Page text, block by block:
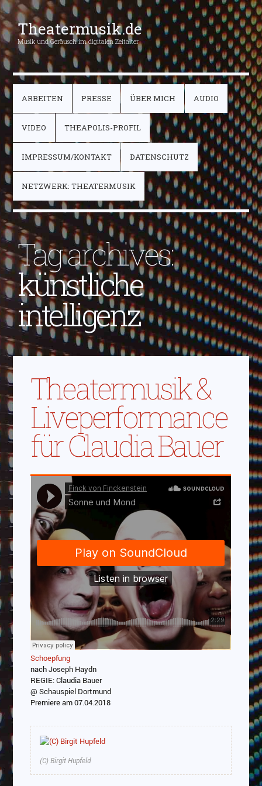
Theatermusik.de
Musik und Geräusch im digitalen Zeitalter
ARBEITEN PRESSE ÜBER MICH AUDIO
VIDEO THEAPOLIS-PROFIL
IMPRESSUM/KONTAKT DATENSCHUTZ
NETZWERK: THEATERMUSIK
Tag archives:
künstliche
intelligenz
Theatermusik &
Liveperformance
für Claudia Bauer
Schoepfung
nach Joseph Haydn
REGIE: Claudia Bauer
@ Schauspiel Dortmund
Premiere am 07.04.2018
(C) Birgit Hupfeld